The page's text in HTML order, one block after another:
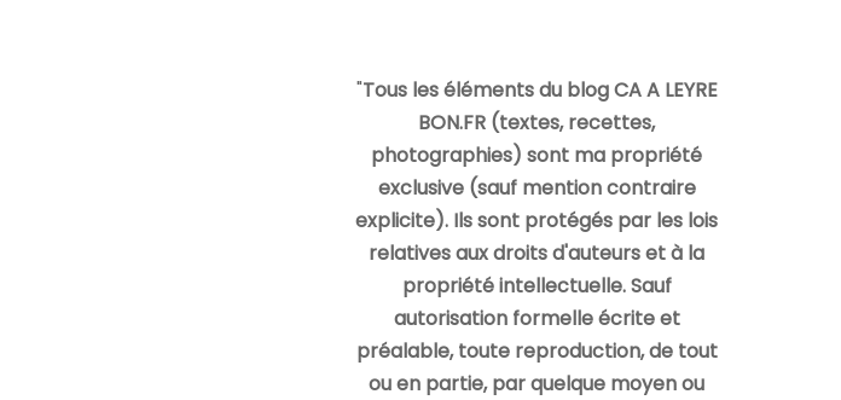
"Tous les éléments du blog CA A LEYRE
BON.FR (textes, recettes,
photographies) sont ma propriété
exclusive (sauf mention contraire
explicite). Ils sont protégés par les lois
relatives aux droits d'auteurs et à la
propriété intellectuelle. Sauf
autorisation formelle écrite et
préalable, toute reproduction, de tout
ou en partie, par quelque moyen ou